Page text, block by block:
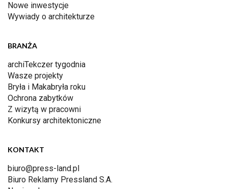
Nowe inwestycje
Wywiady o architekturze
BRANŻA
archiTekczer tygodnia
Wasze projekty
Bryła i Makabryła roku
Ochrona zabytków
Z wizytą w pracowni
Konkursy architektoniczne
KONTAKT
biuro@press-land.pl
Biuro Reklamy Pressland S.A.